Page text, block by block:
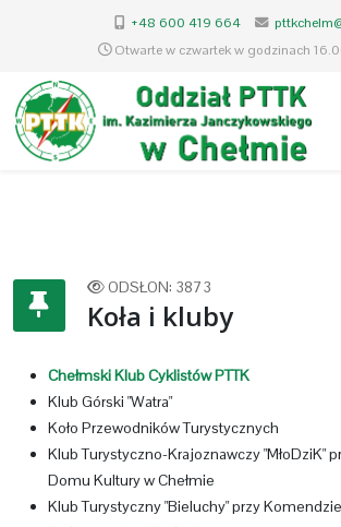
+48 600 419 664
Otwarte w czwartek w godzinach
ODSŁON: 3873
Koła i kluby
Chełmski Klub Cyklistów PTTK
Klub Górski "Watra"
Koło Przewodników Turystycznych
Klub Turystyczno-Krajoznawczy "MłoDziK"
Domu Kultury w Chełmie
Klub Turystyczny "Bieluchy" przy